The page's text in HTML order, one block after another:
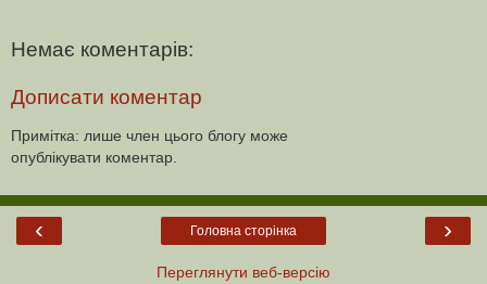
Немає коментарів:
Дописати коментар
Примітка: лише член цього блогу може
опублікувати коментар.
‹ ›
Головна сторінка
Переглянути веб-версію